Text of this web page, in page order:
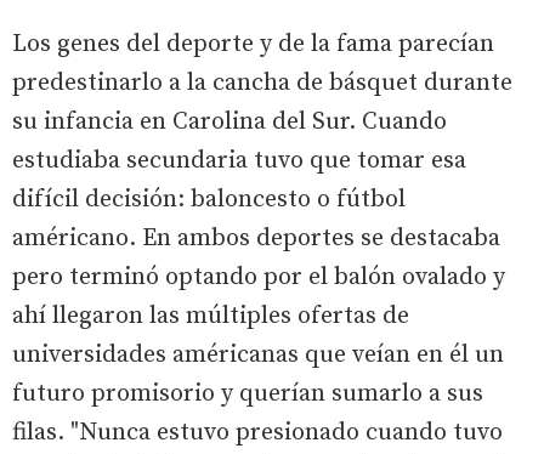
Los genes del deporte y de la fama parecían
predestinarlo a la cancha de básquet durante
su infancia en Carolina del Sur. Cuando
estudiaba secundaria tuvo que tomar esa
difícil decisión: baloncesto o fútbol
américano. En ambos deportes se destacaba
pero terminó optando por el balón ovalado y
ahí llegaron las múltiples ofertas de
universidades américanas que veían en él un
futuro promisorio y querían sumarlo a sus
filas. "Nunca estuvo presionado cuando tuvo